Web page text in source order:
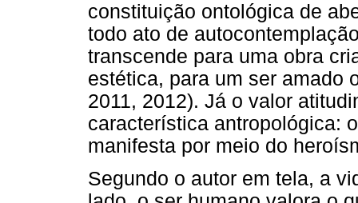
constituição ontológica de
todo ato de
transcende para uma obra
estética, para um ser amado
2011, 2012). Já o valor
característica antropológica:
manifesta por meio do
Segundo o autor em tela, a